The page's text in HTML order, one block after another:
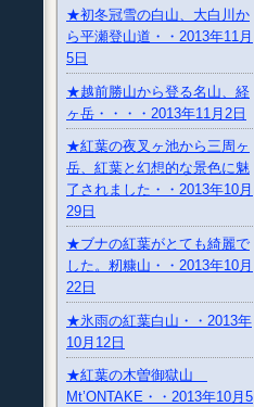
★初冬冠雪の白山、大白川か
ら平瀬登山道・・2013年11月
5日
★越前勝山から登る名山、経
ヶ岳・・・・2013年11月2日
★紅葉の夜叉ヶ池から三周ヶ
岳、紅葉と幻想的な景色に魅
了されました・・2013年10月
29日
★ブナの紅葉がとても綺麗で
した。籾糠山・・2013年10月
22日
★氷雨の紅葉白山・・2013年
10月12日
★紅葉の木曽御獄山
Mt’ONTAKE・・2013年10月5